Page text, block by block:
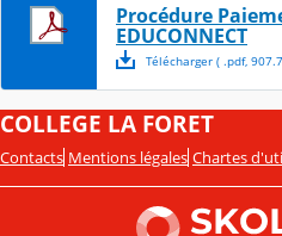
Procédure
EDUCONNECT
Télécharger( .pdf,
COLLEGE LA FORET
Contacts Mentions légales Chartes